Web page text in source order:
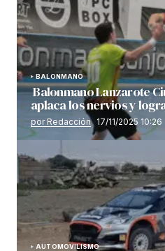
BALONMANO
Balonmano Lanzarote
aplaca los nervios y
por Redacción 17/11/2025 10:26
AUTOMOVILISMO